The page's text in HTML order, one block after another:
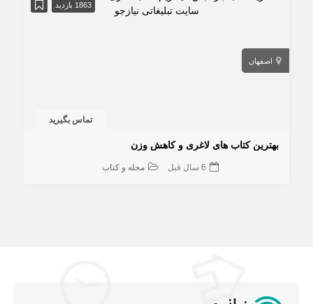
1863 بازدید
اصفهان
تماس بگیرید
بهترین کتاب های لاغری و کاهش وزن
6 سال قبل مجله و کتاب